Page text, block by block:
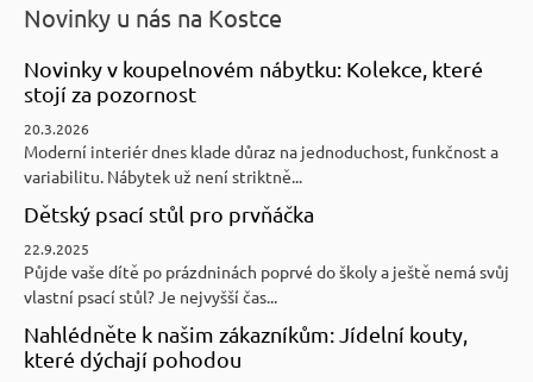
Novinky u nás na Kostce
Novinky v koupelnovém nábytku: Kolekce, které
stojí za pozornost
20.3.2026
Moderní interiér dnes klade důraz na jednoduchost, funkčnost a
variabilitu. Nábytek už není striktně...
Dětský psací stůl pro prvňáčka
22.9.2025
Půjde vaše dítě po prázdninách poprvé do školy a ještě nemá svůj
vlastní psací stůl? Je nejvyšší čas...
Nahlédněte k našim zákazníkům: Jídelní kouty,
které dýchají pohodou